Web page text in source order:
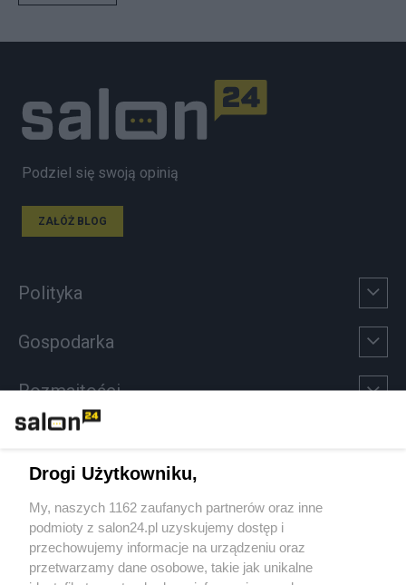
Podziel się swoją opinią
ZAŁÓŻ BLOG
Polityka
Gospodarka
Rozmaitości
Sport
Społeczeństwo
Drogi Użytkowniku,
My, naszych 1162 zaufanych partnerów oraz inne
podmioty z salon24.pl uzyskujemy dostęp i
przechowujemy informacje na urządzeniu oraz
przetwarzamy dane osobowe, takie jak unikalne